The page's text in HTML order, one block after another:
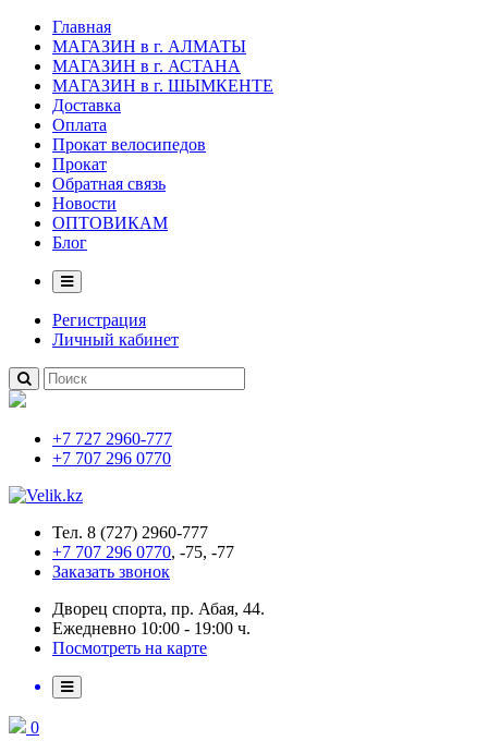
Главная
МАГАЗИН в г. АЛМАТЫ
МАГАЗИН в г. АСТАНА
МАГАЗИН в г. ШЫМКЕНТЕ
Доставка
Оплата
Прокат велосипедов
Прокат
Обратная связь
Новости
ОПТОВИКАМ
Блог
Регистрация
Личный кабинет
+7 727 2960-777
+7 707 296 0770
Тел. 8 (727) 2960-777
+7 707 296 0770, -75, -77
Заказать звонок
Дворец спорта, пр. Абая, 44.
Ежедневно 10:00 - 19:00 ч.
Посмотреть на карте
0